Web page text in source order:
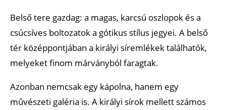
Belső tere gazdag: a magas, karcsú oszlopok és a
csúcsíves boltozatok a gótikus stílus jegyei. A belső
tér középpontjában a királyi síremlékek találhatók,
melyeket finom márványból faragtak.
Azonban nemcsak egy kápolna, hanem egy
művészeti galéria is. A királyi sírok mellett számos